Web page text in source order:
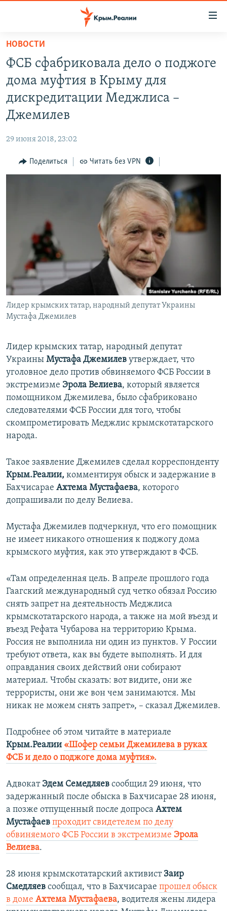
Вернуться
основному
содержанию
главной
Вернутся
поиску
НОВОСТИ
СПЕЦПРОЕКТЫ
ИСТОРИЯ
ИНФОГРАФИКА
ПРОПАВШИЕ БЕЗ ВЕСТИ
ПОБЕДИТЕЛЕЙ НЕ СУДЯТ?
КРЫМ.НЕПОКОРЕННЫЙ
ELIFBE
УКРАИНСКАЯ ПРОБЛЕМА КРЫМА
РАДІО СВОБОДА
КАК ОБОЙТИ БЛОКИРОВКУ
ПРИСОЕДИНЯЙТЕСЬ!
Все сайты RFE/RL
НОВОСТИ
ФСБ сфабриковала дело о поджоге
дома муфтия в Крыму для
дискредитации Меджлиса –
Джемилев
29 июня 2018, 23:02
Поделиться Читать без VPN
Лидер крымских татар, народный депутат Украины
Мустафа Джемилев
Лидер крымских татар, народный депутат
Украины Мустафа Джемилев утверждает, что
уголовное дело против обвиняемого ФСБ России в
экстремизме Эрола Велиева, который является
помощником Джемилева, было сфабриковано
следователями ФСБ России для того, чтобы
скомпрометировать Меджлис крымскотатарского
народа.
Такое заявление Джемилев сделал корреспонденту
Крым.Реалии, комментируя обыск и задержание в
Бахчисарае Ахтема Мустафаева, которого
допрашивали по делу Велиева.
Мустафа Джемилев подчеркнул, что его помощник
не имеет никакого отношения к поджогу дома
крымского муфтия, как это утверждают в ФСБ.
«Там определенная цель. В апреле прошлого года
Гаагский международный суд четко обязал Россию
снять запрет на деятельность Меджлиса
крымскотатарского народа, а также на мой въезд и
въезд Рефата Чубарова на территорию Крыма.
Россия не выполнила ни один из пунктов. У России
требуют ответа, как вы будете выполнять. И для
оправдания своих действий они собирают
материал. Чтобы сказать: вот видите, они же
террористы, они же вон чем занимаются. Мы
никак не можем снять запрет», – сказал Джемилев.
Подробнее об этом читайте в материале
Крым.Реалии «Шофер семьи Джемилева в руках
ФСБ и дело о поджоге дома муфтия».
Адвокат Эдем Семедляев сообщил 29 июня, что
задержанный после обыска в Бахчисарае 28 июня,
а позже отпущенный после допроса Ахтем
Мустафаев проходит свидетелем по делу
обвиняемого ФСБ России в экстремизме Эрола
Велиева.
28 июня крымскотатарский активист Заир
Смедляев сообщал, что в Бахчисарае прошел обыск
в доме Ахтема Мустафаева, водителя жены лидера